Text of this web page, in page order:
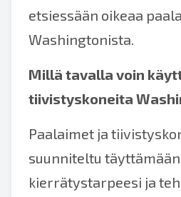
etsiessään oikeaa
Washingtonista.
Millä tavalla voin
tiivistyskoneita
Paalaimet ja
suunniteltu
kierrätystarpeesi ja